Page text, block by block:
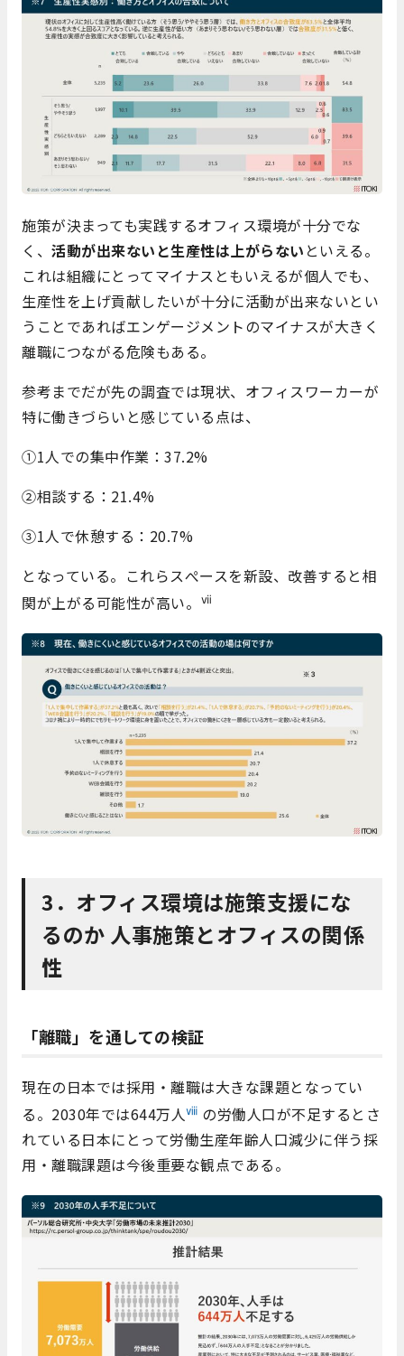
施策が決まっても実践するオフィス環境が十分でな
く、 活動が出来ないと生産性は上がらない といえる。
これは組織にとってマイナスともいえるが個人でも、
生産性を上げ貢献したいが十分に活動が出来ないとい
うことであればエンゲージメントのマイナスが大きく
離職につながる危険もある。
参考までだが先の調査では現状、オフィスワーカーが
特に働きづらいと感じている点は、
①1人での集中作業：37.2%
②相談する：21.4%
③1人で休憩する：20.7%
となっている。これらスぺースを新設、改善すると相
関が上がる可能性が高い。 ⅶ
3．オフィス環境は施策支援にな
るのか 人事施策とオフィスの関係
性
「離職」を通しての検証
現在の日本では採用・離職は大きな課題となってい
る。2030年では644万人ⅷ の労働人口が不足するとさ
れている日本にとって労働生産年齢人口減少に伴う採
用・離職課題は今後重要な観点である。